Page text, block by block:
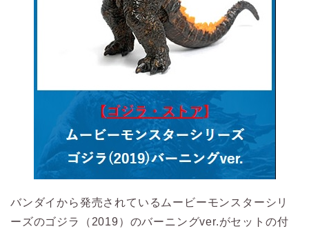
バンダイから発売されているムービーモンスターシリ
ーズのゴジラ（2019）のバーニングver.がセットの付